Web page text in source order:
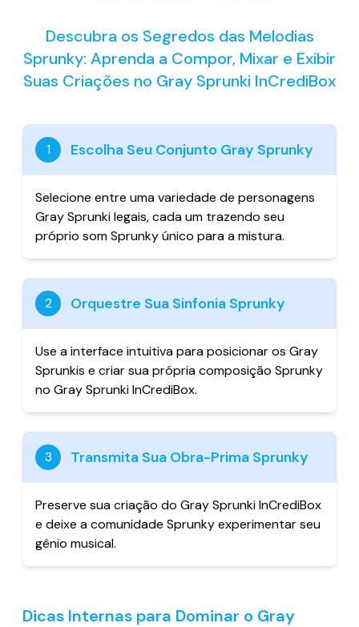
Descubra os Segredos das Melodias
Sprunky: Aprenda a Compor, Mixar e Exibir
Suas Criações no Gray Sprunki InCrediBox
1 Escolha Seu Conjunto Gray Sprunky
Selecione entre uma variedade de personagens
Gray Sprunki legais, cada um trazendo seu
próprio som Sprunky único para a mistura.
2 Orquestre Sua Sinfonia Sprunky
Use a interface intuitiva para posicionar os Gray
Sprunkis e criar sua própria composição Sprunky
no Gray Sprunki InCrediBox.
3 Transmita Sua Obra-Prima Sprunky
Preserve sua criação do Gray Sprunki InCrediBox
e deixe a comunidade Sprunky experimentar seu
gênio musical.
Dicas Internas para Dominar o Gray